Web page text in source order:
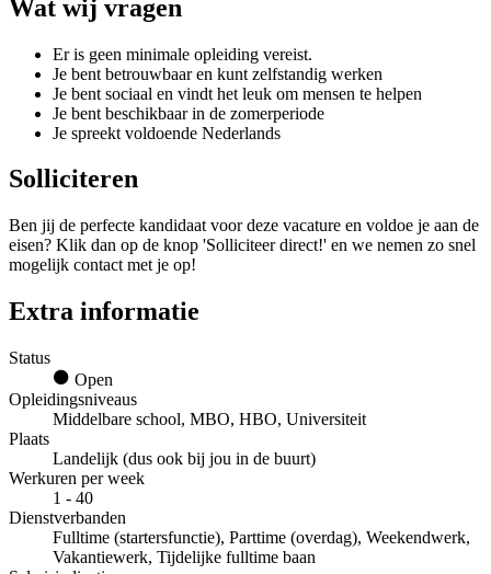
Wat wij vragen
Er is geen minimale opleiding vereist.
Je bent betrouwbaar en kunt zelfstandig werken
Je bent sociaal en vindt het leuk om mensen te helpen
Je bent beschikbaar in de zomerperiode
Je spreekt voldoende Nederlands
Solliciteren
Ben jij de perfecte kandidaat voor deze vacature en voldoe je aan de
eisen? Klik dan op de knop 'Solliciteer direct!' en we nemen zo snel
mogelijk contact met je op!
Extra informatie
Status
Open
Opleidingsniveaus
Middelbare school, MBO, HBO, Universiteit
Plaats
Landelijk (dus ook bij jou in de buurt)
Werkuren per week
1 - 40
Dienstverbanden
Fulltime (startersfunctie), Parttime (overdag), Weekendwerk,
Vakantiewerk, Tijdelijke fulltime baan